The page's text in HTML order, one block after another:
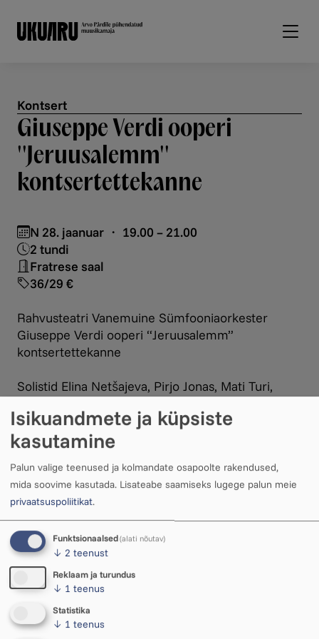
Kontsert
Giuseppe Verdi ooperi
''Jeruusalemm''
kontsertettekanne
N 28. jaanuar ・ 19.00 – 21.00
2 tundi
Fratrese saal
36/29 €
Rahvusteatri Vanemuine Sümfooniaorkester
Giuseppe Verdi ooperi “Jeruusalemm”
kontsertettekanne
Solistid Elina Netšajeva, Pirjo Jonas, Mati Turi,
Jakobson, Kristjan Häggblom
Dirigent Andres Mustonen
UUS
Isikuandmete ja küpsiste
kasutamine
Palun valige teenused ja kolmandate osapoolte rakendused,
mida soovime kasutada. Lisateabe saamiseks lugege palun meie
privaatsuspoliitikat.
Funktsionaalsed(alati nõutav)
↓ 2 teenust
Reklaam ja turundus
↓ 1 teenus
Statistika
↓ 1 teenus